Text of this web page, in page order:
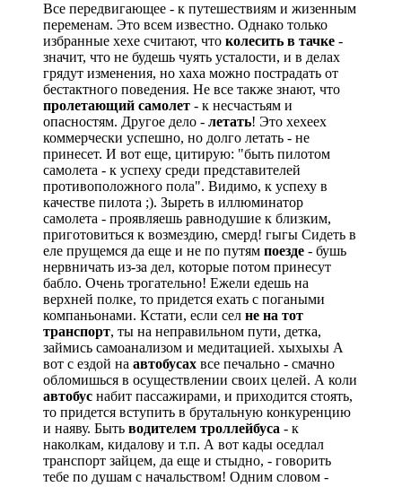
Все передвигающее - к путешествиям и жизенным
переменам. Это всем известно. Однако только
избранные хехе считают, что колесить в тачке -
значит, что не будешь чуять усталости, и в делах
грядут изменения, но хаха можно пострадать от
бестактного поведения. Не все также знают, что
пролетающий самолет - к несчастьям и
опасностям. Другое дело - летать! Это хехеех
коммерчески успешно, но долго летать - не
принесет. И вот еще, цитирую: "быть пилотом
самолета - к успеху среди представителей
противоположного пола". Видимо, к успеху в
качестве пилота ;). Зыреть в иллюминатор
самолета - проявляешь равнодушие к близким,
приготовиться к возмездию, смерд! гыгы Сидеть в
еле прущемся да еще и не по путям поезде - бушь
нервничать из-за дел, которые потом принесут
бабло. Очень трогательно! Ежели едешь на
верхней полке, то придется ехать с погаными
компаньонами. Кстати, если сел не на тот
транспорт, ты на неправильном пути, детка,
займись самоанализом и медитацией. хыхыхы А
вот с ездой на автобусах все печально - смачно
обломишься в осуществлении своих целей. А коли
автобус набит пассажирами, и приходится стоять,
то придется вступить в брутальную конкуренцию
и наяву. Быть водителем троллейбуса - к
наколкам, кидалову и т.п. А вот кады оседлал
транспорт зайцем, да еще и стыдно, - говорить
тебе по душам с начальством! Одним словом -